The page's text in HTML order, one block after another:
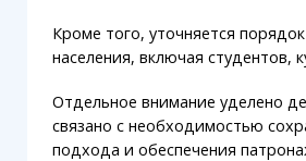
Кроме того, уточняется
населения, включая студентов,
Отдельное внимание уделено
связано с необходимостью
подхода и обеспечения